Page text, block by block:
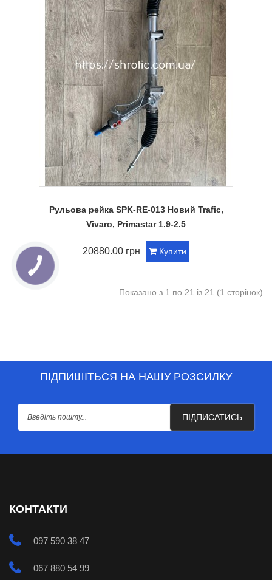
Рульова рейка SPK-RE-013 Новий Trafic,
Vivaro, Primastar 1.9-2.5
20880.00 грн Купити
Показано з 1 по 21 із 21 (1 сторінок)
ПІДПИШІТЬСЯ НА НАШУ РОЗСИЛКУ
ПІДПИСАТИСЬ
КОНТАКТИ
097 590 38 47
067 880 54 99